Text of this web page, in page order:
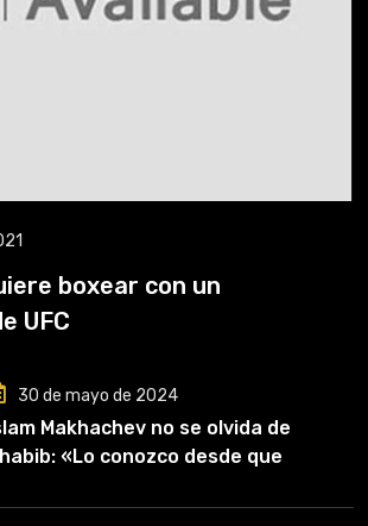
boxear con un
UFC
30 de mayo de 2024
Makhachev no se olvida de
«Lo conozco desde que
en mi carrera»